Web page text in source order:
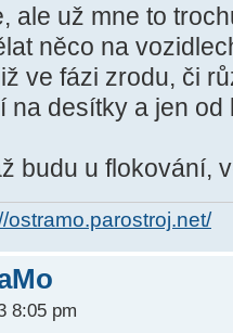
ale už mne to
něco na
ve fázi zrodu, či
na desítky a jen
budu u flokování,
ostramo.parostroj.net/
8:05 pm